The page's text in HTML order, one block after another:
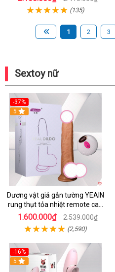
(135)
1 2 3
Sextoy nữ
-37%
5
Dương vật giả gắn tường YEAIN
rung thụt tỏa nhiệt remote cao
cấp
1.600.000₫ 2.539.000₫
(2,590)
-16%
5